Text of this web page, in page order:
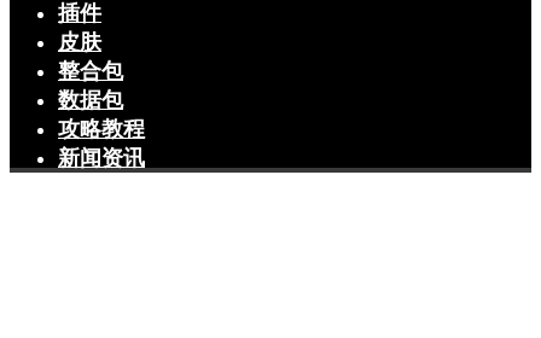
插件
皮肤
整合包
数据包
攻略教程
新闻资讯